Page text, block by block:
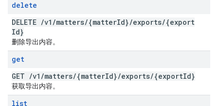
delete
DELETE /v1 /matters/{matterId}/exports/{export
Id}
删除导出内容。
get
GET /v1 /matters/{matterId}/exports/{exportId}
获取导出内容。
list